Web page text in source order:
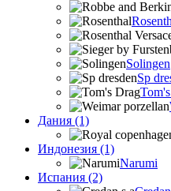
Solingen
Sp
Дания (1)
Индонезия (1)
Narumi
Испания (2)